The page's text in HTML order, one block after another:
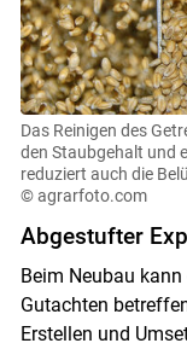
Das Reinigen des
den Staubgehalt und
reduziert auch die
© agrarfoto.com
Abgestufter
Beim Neubau
Gutachten
Erstellen und